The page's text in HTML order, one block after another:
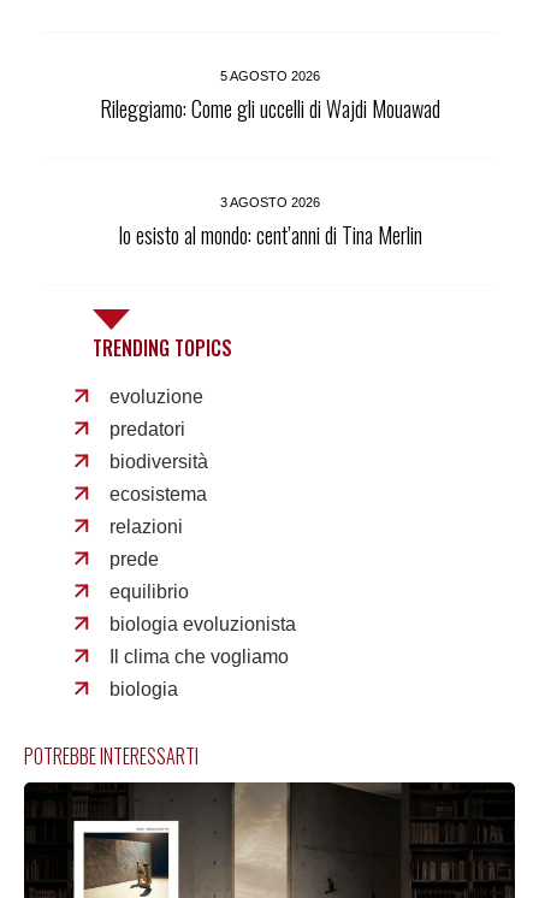
5 AGOSTO 2026
Rileggiamo: Come gli uccelli di Wajdi Mouawad
3 AGOSTO 2026
Io esisto al mondo: cent’anni di Tina Merlin
TRENDING TOPICS
evoluzione
predatori
biodiversità
ecosistema
relazioni
prede
equilibrio
biologia evoluzionista
Il clima che vogliamo
biologia
POTREBBE INTERESSARTI